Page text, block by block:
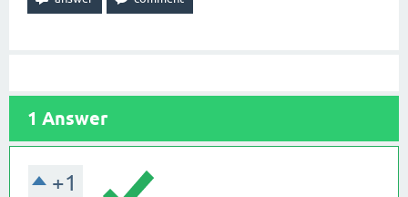
1 Answer
+1